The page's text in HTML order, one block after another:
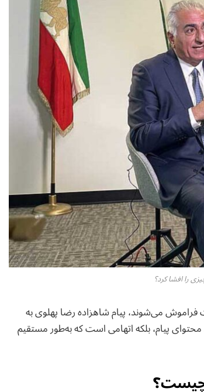
را افشا کرد؟
می‌شوند، پیام شاهزاده رضا پهلوی به
پیام، بلکه اتهامی است که به‌طور مستقیم
چیست؟